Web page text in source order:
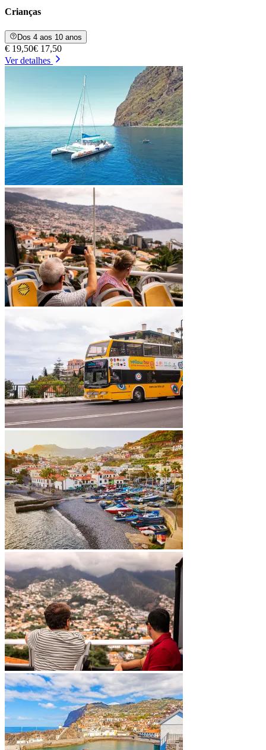
Crianças
Dos 4 aos 10 anos
€ 19,50€ 17,50
Ver detalhes